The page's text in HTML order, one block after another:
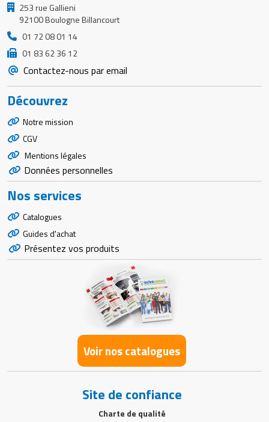
253 rue Gallieni
92100 Boulogne Billancourt
01 72 08 01 14
01 83 62 36 12
Contactez-nous par email
Découvrez
Notre mission
CGV
Mentions légales
Données personnelles
Nos services
Catalogues
Guides d'achat
Présentez vos produits
Voir nos catalogues
Site de confiance
Charte de qualité